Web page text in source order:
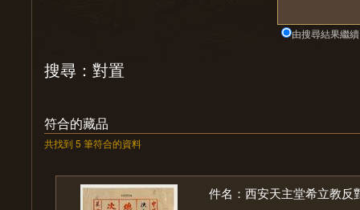
由搜尋結果繼續
搜尋：對置
符合的藏品
共找到 5 筆符合的資料
件名：西安天主堂希立教反